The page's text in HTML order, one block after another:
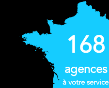
168
agences
à votre service